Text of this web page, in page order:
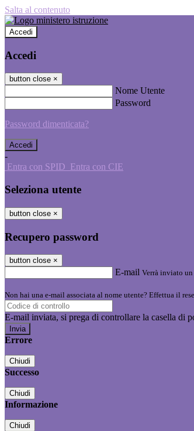
Salta al contenuto
Accedi
Accedi
button close ×
Nome Utente
Password
Password dimenticata?
-
Entra con SPID Entra con CIE
Seleziona utente
button close ×
Recupero password
button close ×
E-mail Verrà inviato
Non hai una e-mail associata al nome utente? Effettua il
E-mail inviata, si prega di controllare la casella di
Errore
Chiudi
Successo
Chiudi
Informazione
Chiudi